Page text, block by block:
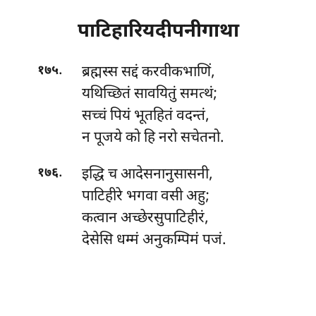
पाटिहारियदीपनीगाथा
१७५.
ब्रह्मस्स सद्दं करवीकभाणिं,
यथिच्छितं सावयितुं समत्थं;
सच्चं पियं भूतहितं वदन्तं,
न पूजये को हि नरो सचेतनो.
१७६.
इद्धि च आदेसनानुसासनी,
पाटिहीरे भगवा वसी अहु;
कत्वान अच्छेरसुपाटिहीरं,
देसेसि धम्मं अनुकम्पिमं पजं.